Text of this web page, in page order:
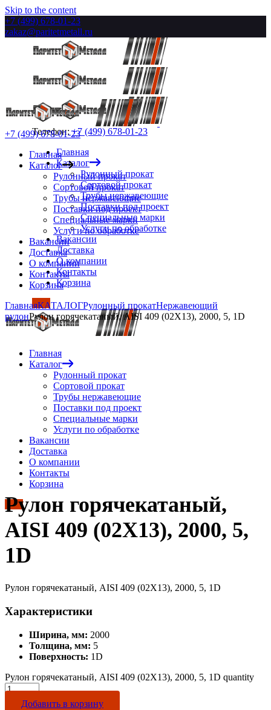
Skip to the content
+7 (499) 678-01-23
zakaz@paritetmetall.ru
Телефон:+7 (499) 678-01-23
Главная
Каталог
Рулонный прокат
Сортовой прокат
Трубы нержавеющие
Поставки под проект
Специальные марки
Услуги по обработке
Вакансии
Доставка
О компании
Контакты
Корзина
Главная
Каталог
Рулонный прокат
Сортовой прокат
Трубы нержавеющие
Поставки под проект
Специальные марки
Услуги по обработке
Вакансии
Доставка
О компании
Контакты
Корзина
+7 (499) 678-01-23
Главная
Каталог
Рулонный прокат
Сортовой прокат
Трубы нержавеющие
Поставки под проект
Специальные марки
Услуги по обработке
Вакансии
Доставка
О компании
Контакты
Корзина
ГлавнаяКАТАЛОГРулонный прокатНержавеющий
рулонРулон горячекатаный, AISI 409 (02Х13), 2000, 5, 1D
Рулон горячекатаный,
AISI 409 (02Х13), 2000, 5,
1D
Рулон горячекатаный, AISI 409 (02Х13), 2000, 5, 1D
Характеристики
Ширина, мм: 2000
Толщина, мм: 5
Поверхность: 1D
Рулон горячекатаный, AISI 409 (02Х13), 2000, 5, 1D quantity
Добавить в корзину